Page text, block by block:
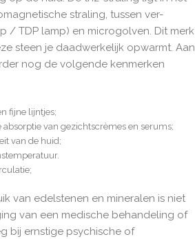
straling, tussen ver-
/ TDP lamp) en microgolven. Dit merk
steen je daadwerkelijk opwarmt. Aan
nog de volgende kenmerken
fijne lijntjes;
absorptie van gezichtscrèmes en serums;
van de huid;
van edelstenen en mineralen is niet
van een medische behandeling of
bij ernstige psychische of